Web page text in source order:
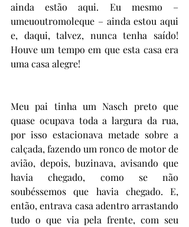
ainda estão aqui. Eu mesmo –
umeuoutromoleque – ainda estou aqui
e, daqui, talvez, nunca tenha saído!
Houve um tempo em que esta casa era
uma casa alegre!
Meu pai tinha um Nasch preto que
quase ocupava toda a largura da rua,
por isso estacionava metade sobre a
calçada, fazendo um ronco de motor de
avião, depois, buzinava, avisando que
havia chegado, como se não
soubéssemos que havia chegado. E,
então, entrava casa adentro arrastando
tudo o que via pela frente, com seu